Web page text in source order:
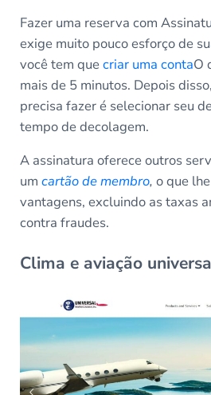
Fazer uma reserva com
exige muito pouco esforço de
você tem quecriar uma contaO
mais de 5 minutos. Depois
precisa fazer é selecionar seu
tempo de decolagem.
A assinatura oferece outros
um cartão de membro, o que
vantagens, excluindo as taxas
contra fraudes.
Clima e aviação